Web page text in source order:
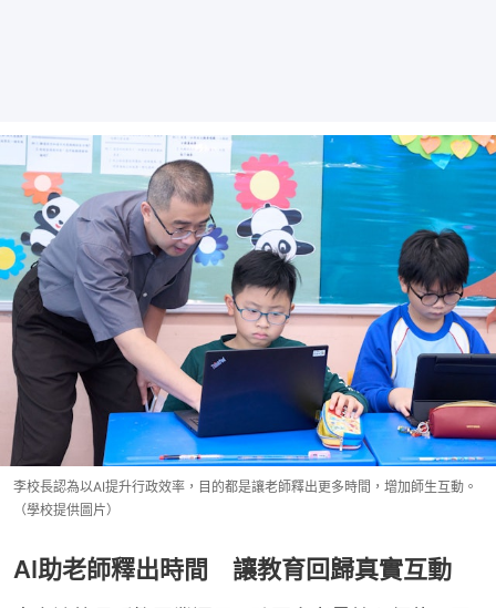
李校長認為以AI提升行政效率，目的都是讓老師釋出更多時間，增加師生互動。
（學校提供圖片）
AI助老師釋出時間 讓教育回歸真實互動